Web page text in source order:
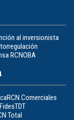
al inversionista
RCNOBA
RCN Comerciales
FidesTDT
Total